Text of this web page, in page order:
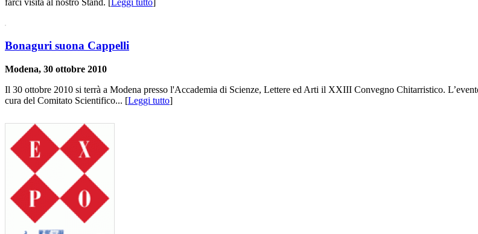
Bonaguri suona Cappelli
Modena, 30 ottobre 2010
Il 30 ottobre 2010 si terrà a Modena presso l'Accademia di Scienze, Lettere ed Arti il XXIII Convegno Chitarristico.
cura del Comitato Scientifico... [Leggi tutto]